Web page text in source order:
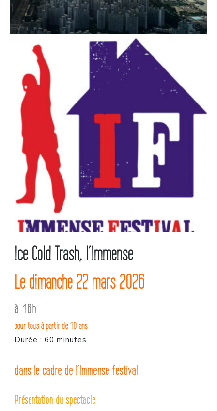
Ice Cold Trash, l’Immense
Le dimanche 22 mars 2026
à 16h
pour tous à partir de 10 ans
Durée : 60 minutes
dans le cadre de l’Immense festival
Présentation du spectacle